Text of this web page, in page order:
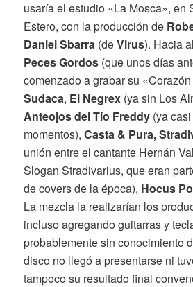
usaría el estudio «La Mosca», en
Estero, con la producción de
Daniel Sbarra(deVirus). Hacia
Peces Gordos(que unos días
comenzado a grabar su
Sudaca, El Negrex(ya sin Los
Anteojos del Tío Freddy(ya casi
momentos), Casta & Pura,
unión entre el cantante Hernán
Slogan Stradivarius, que eran
de covers de la época), Hocus
La mezcla la realizarían los
incluso agregando guitarras y
probablemente sin conocimiento
disco no llegó a presentarse ni
tampoco su resultado final